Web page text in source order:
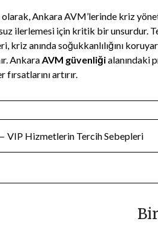
olarak, Ankara AVM’lerinde kriz
ilerlemesi için kritik bir unsurdur.
kriz anında soğukkanlılığını
AnkaraAVM güvenliğialanındaki
fırsatlarını artırır.
VIP Hizmetlerin Tercih Sebepleri